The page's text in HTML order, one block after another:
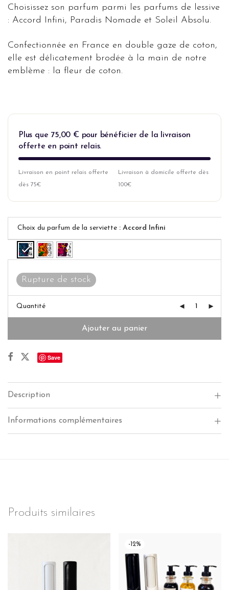
Choisissez son parfum parmi les parfums de lessive
: Accord Infini, Paradis Nomade et Soleil Absolu.
Confectionnée en France en double gaze de coton,
elle est délicatement brodée à la main de notre
emblème : la fleur de coton.
Plus que 75,00 € pour bénéficier de la livraison
offerte en point relais.
Livraison en point relais offerte
dès 75€
Livraison à domicile offerte dès
100€
Choix du parfum de la serviette : Accord Infini
Rupture de stock
Quantité
Ajouter au panier
Save
Description
Informations complémentaires
Produits similaires
-12%